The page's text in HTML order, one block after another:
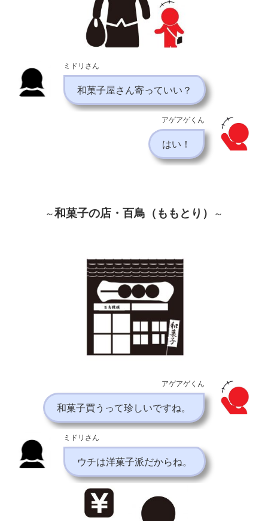
ミドリさん
和菓子屋さん寄っていい？
アゲアゲくん
はい！
～和菓子の店・百鳥（ももとり） ～
アゲアゲくん
和菓子買うって珍しいですね。
ミドリさん
ウチは洋菓子派だからね。